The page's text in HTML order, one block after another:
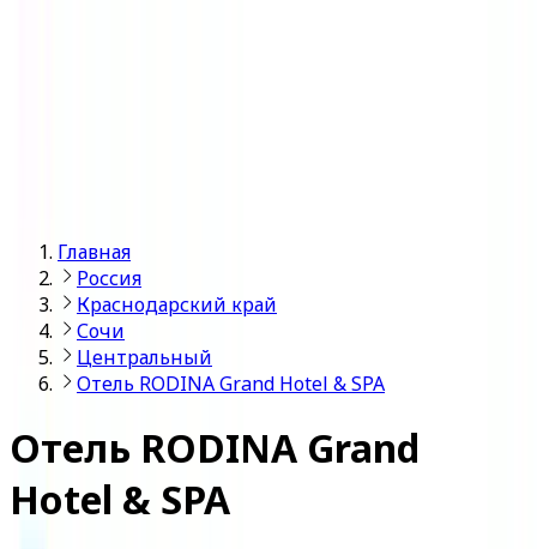
Главная
Россия
Краснодарский край
Сочи
Центральный
Отель RODINA Grand Hotel & SPA
Отель RODINA Grand
Hotel & SPA